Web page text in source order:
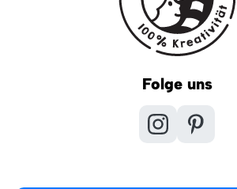
Folge uns